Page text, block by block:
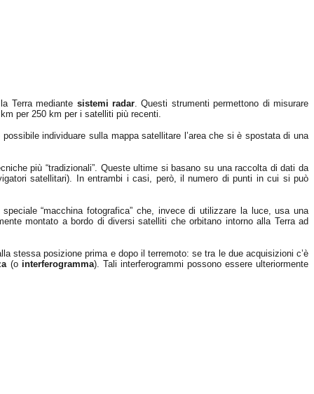
Terra mediante sistemi radar. Questi strumenti permettono di misurare
per 250 km per i satelliti più recenti.
individuare sulla mappa satellitare l’area che si è spostata di una
più “tradizionali”. Queste ultime si basano su una raccolta di dati da
satellitari). In entrambi i casi, però, il numero di punti in cui si può
“macchina fotografica” che, invece di utilizzare la luce, usa una
montato a bordo di diversi satelliti che orbitano intorno alla Terra ad
stessa posizione prima e dopo il terremoto: se tra le due acquisizioni c’è
(o interferogramma). Tali interferogrammi possono essere ulteriormente